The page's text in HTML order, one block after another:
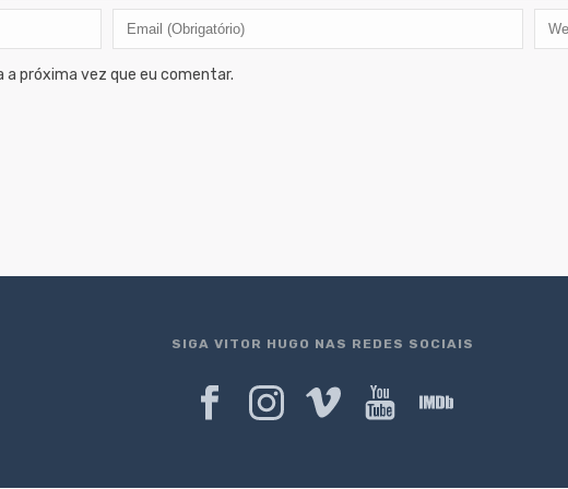
a próxima vez que eu comentar.
SIGA VITOR HUGO NAS REDES SOCIAIS